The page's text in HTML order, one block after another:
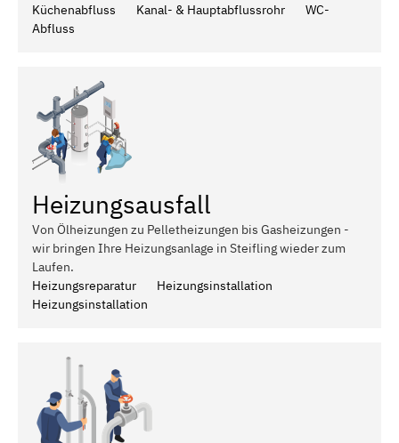
Küchenabfluss
Kanal- & Hauptabflussrohr
WC-
Abfluss
Heizungsausfall
Von Ölheizungen zu Pelletheizungen bis Gasheizungen -
wir bringen Ihre Heizungsanlage in Steifling wieder zum
Laufen.
Heizungsreparatur
Heizungsinstallation
Heizungsinstallation